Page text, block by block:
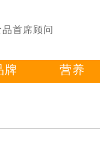
首席顾问
牌 营养